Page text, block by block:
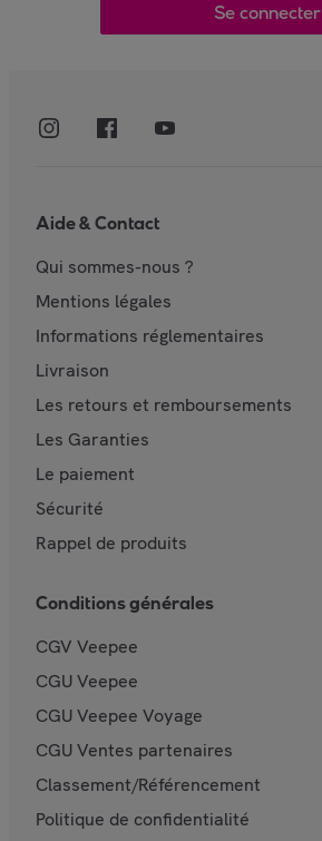
Se connecter
Aide & Contact
Qui sommes-nous ?
Mentions légales
Informations réglementaires
Livraison
Les retours et remboursements
Les Garanties
Le paiement
Sécurité
Rappel de produits
Conditions générales
CGV Veepee
CGU Veepee
CGU Veepee Voyage
CGU Ventes partenaires
Classement/Référencement
Politique de confidentialité